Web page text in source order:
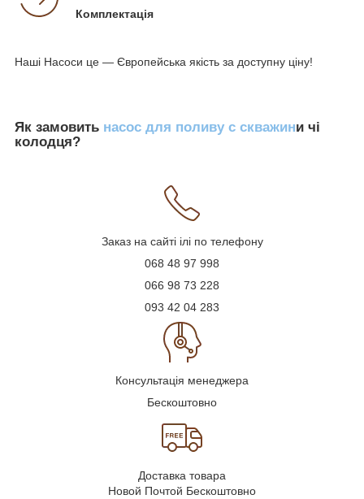
Комплектація
Наші Насоси це — Європейська якість за доступну ціну!
Як замовить насос для поливу с скважини чі
колодця?
Заказ на сайті ілі по телефону
068 48 97 998
066 98 73 228
093 42 04 283
Консультація менеджера
Бескоштовно
Доставка товара
Новой Почтой Бескоштовно